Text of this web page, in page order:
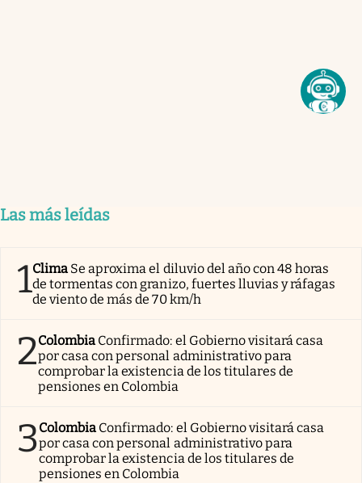
Las más leídas
1Clima Se aproxima el diluvio del año con 48 horas
de tormentas con granizo, fuertes lluvias y ráfagas
de viento de más de 70 km/h
2Colombia Confirmado: el Gobierno visitará casa
por casa con personal administrativo para
comprobar la existencia de los titulares de
pensiones en Colombia
3Colombia Confirmado: el Gobierno visitará casa
por casa con personal administrativo para
comprobar la existencia de los titulares de
pensiones en Colombia